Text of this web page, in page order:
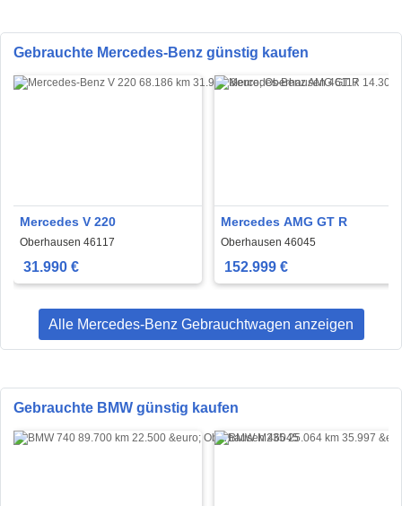
Gebrauchte Mercedes-Benz günstig kaufen
Mercedes V 220
Oberhausen 46117
31.990 €
Mercedes AMG GT R
Oberhausen 46045
152.999 €
Alle Mercedes-Benz Gebrauchtwagen anzeigen
Gebrauchte BMW günstig kaufen